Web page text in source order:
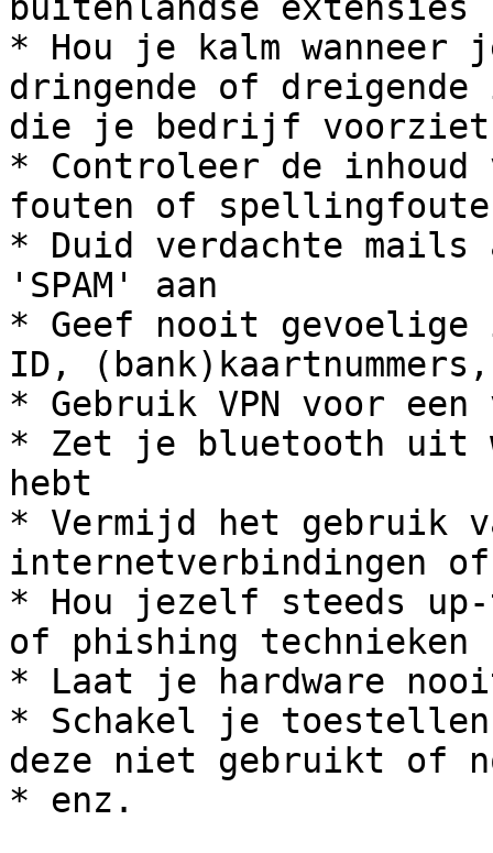
* Hou je kalm wanneer
dringende of
die je bedrijf voorziet
* Controleer de inhoud
fouten of
* Duid verdachte
'SPAM' aan
* Geef nooit
ID,
* Gebruik VPN voor
* Zet je bluetooth uit
hebt
* Vermijd het gebruik
internetverbindingen of
* Hou jezelf steeds
of phishing technieken
* Laat je hardware
* Schakel je
deze niet gebruikt of
* enz.